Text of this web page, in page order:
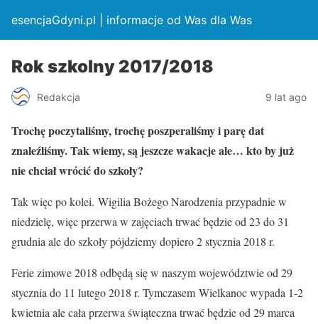
esencjaGdyni.pl | informacje od Was dla Was
Rok szkolny 2017/2018
Redakcja 9 lat ago
Trochę poczytaliśmy, trochę poszperaliśmy i parę dat
znaleźliśmy. Tak wiemy, są jeszcze wakacje ale… kto by już
nie chciał wrócić do szkoły?
Tak więc po kolei. Wigilia Bożego Narodzenia przypadnie w
niedzielę, więc przerwa w zajęciach trwać będzie od 23 do 31
grudnia ale do szkoły pójdziemy dopiero 2 stycznia 2018 r.
Ferie zimowe 2018 odbędą się w naszym województwie od 29
stycznia do 11 lutego 2018 r. Tymczasem Wielkanoc wypada 1-2
kwietnia ale cała przerwa świąteczna trwać będzie od 29 marca